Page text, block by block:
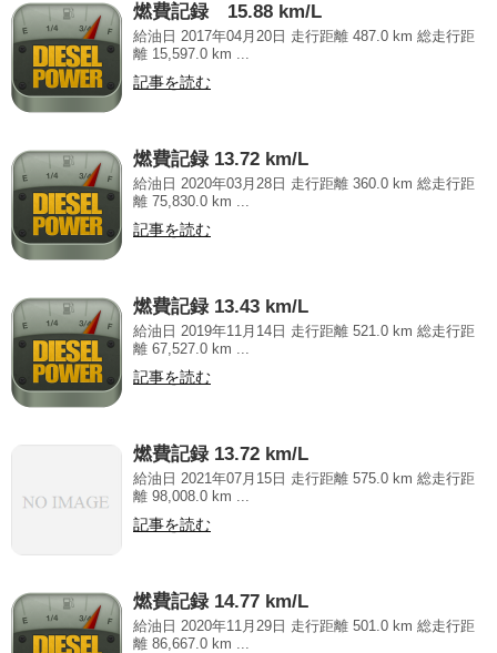
燃費記録 15.88 km/L
給油日 2017年04月20日 走行距離 487.0 km 総走行距
離 15,597.0 km ...
記事を読む
燃費記録 13.72 km/L
給油日 2020年03月28日 走行距離 360.0 km 総走行距
離 75,830.0 km ...
記事を読む
燃費記録 13.43 km/L
給油日 2019年11月14日 走行距離 521.0 km 総走行距
離 67,527.0 km ...
記事を読む
燃費記録 13.72 km/L
給油日 2021年07月15日 走行距離 575.0 km 総走行距
離 98,008.0 km ...
記事を読む
燃費記録 14.77 km/L
給油日 2020年11月29日 走行距離 501.0 km 総走行距
離 86,667.0 km ...